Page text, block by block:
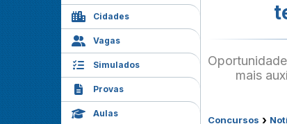
Cidades
Vagas
Simulados
Provas
Aulas
mais
Concursos ›